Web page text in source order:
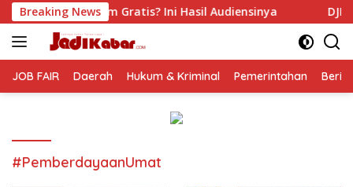
Langsung
ke
konten
Breaking News
Ini Hasil Audiensinya DJP Jawa Timur
JOB FAIR Daerah Hukum & Kriminal Pemerintahan
#PemberdayaanUmat